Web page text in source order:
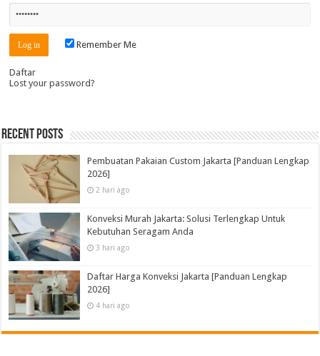
Remember Me
Daftar
Lost your password?
Recent Posts
Pembuatan Pakaian Custom Jakarta [Panduan Lengkap
2026]
2 hari ago
Konveksi Murah Jakarta: Solusi Terlengkap Untuk
Kebutuhan Seragam Anda
3 hari ago
Daftar Harga Konveksi Jakarta [Panduan Lengkap
2026]
4 hari ago